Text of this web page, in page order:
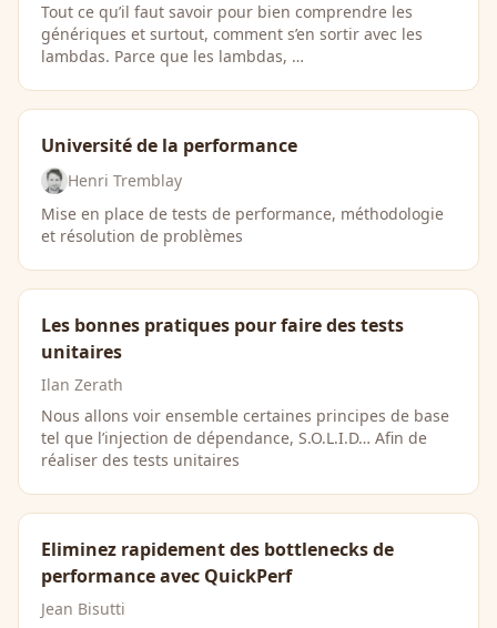
Tout ce qu’il faut savoir pour bien comprendre les
génériques et surtout, comment s’en sortir avec les
lambdas. Parce que les lambdas, …
Université de la performance
Henri Tremblay
Mise en place de tests de performance, méthodologie
et résolution de problèmes
Les bonnes pratiques pour faire des tests
unitaires
Ilan Zerath
Nous allons voir ensemble certaines principes de base
tel que l’injection de dépendance, S.O.L.I.D… Afin de
réaliser des tests unitaires
Eliminez rapidement des bottlenecks de
performance avec QuickPerf
Jean Bisutti